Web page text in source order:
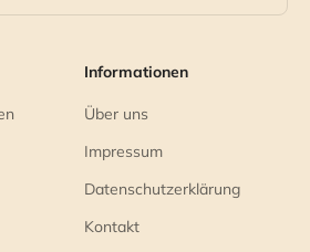
Informationen
Über uns
Impressum
Datenschutzerklärung
Kontakt